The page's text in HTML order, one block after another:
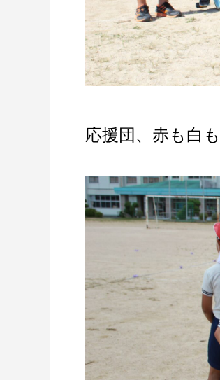
応援団、赤も白